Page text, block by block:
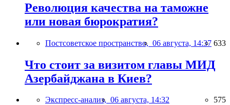
Революция качества на таможне
или новая бюрократия?
Постсоветское пространство, 06 августа, 14:37 633
Что стоит за визитом главы МИД
Азербайджана в Киев?
Экспресс-анализ, 06 августа, 14:32 575